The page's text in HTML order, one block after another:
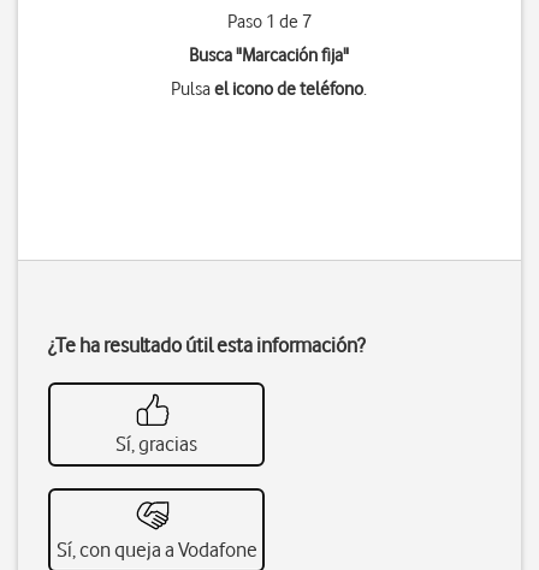
Paso 1 de 7
Busca "Marcación fija"
Pulsael icono de teléfono.
¿Te ha resultado útil esta información?
Sí, gracias
Sí, con queja a Vodafone